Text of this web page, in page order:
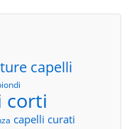
capelli
corti
capelli curati